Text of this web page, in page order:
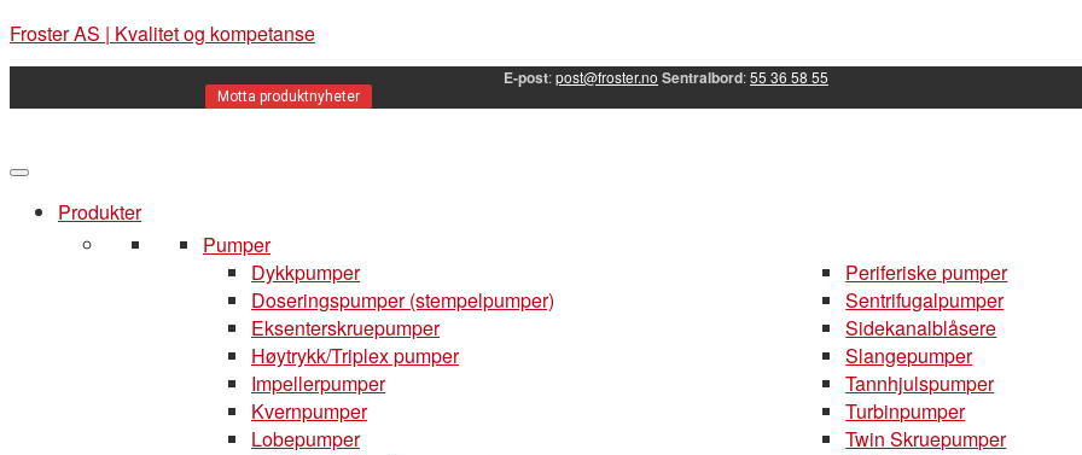
Froster AS | Kvalitet og kompetanse
E-post:post@froster.no Sentralbord:55 36 58 55
Motta produktnyheter
Produkter
Pumper
Dykkpumper
Doseringspumper (stempelpumper)
Eksenterskruepumper
Høytrykk/Triplex pumper
Impellerpumper
Kvernpumper
Lobepumper
Periferiske pumper
Sentrifugalpumper
Sidekanalblåsere
Slangepumper
Tannhjulspumper
Turbinpumper
Twin Skruepumper